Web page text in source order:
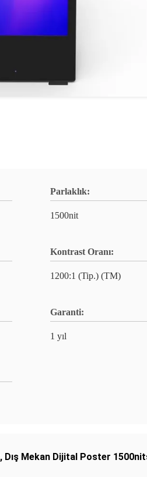
Parlaklık:
1500nit
Kontrast Oranı:
1200:1 (Tip.) (TM)
Garanti:
1 yıl
, Dış Mekan Dijital Poster